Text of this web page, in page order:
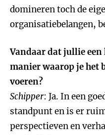
domineren toch de
organisatiebelangen,
Vandaar dat jullie
manier waarop je het
voeren?
Schipper: Ja. In een
standpunt en is er
perspectieven en